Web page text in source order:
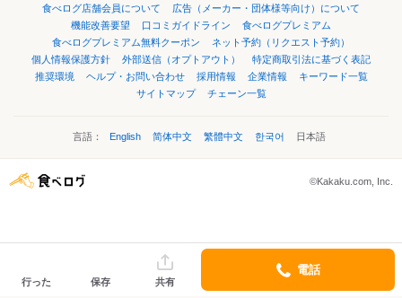
食べログ店舗会員について
広告（メーカー・団体様等向け）について
機能改善要望
口コミガイドライン
食べログプレミアム
食べログプレミアム無料クーポン
ネット予約（リクエスト予約）
個人情報保護方針
外部送信（オプトアウト）
特定商取引法に基づく表記
推奨環境
ヘルプ・お問い合わせ 採用情報 企業情報
キーワード一覧
サイトマップ
チェーン一覧
言語： English 简体中文 繁體中文 한국어 日本語
©Kakaku.com, Inc.
行った 保存 共有
電話